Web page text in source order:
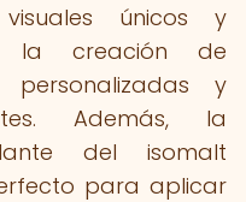
únicos y
la creación de
y
Además, la
del isomalt
para aplicar